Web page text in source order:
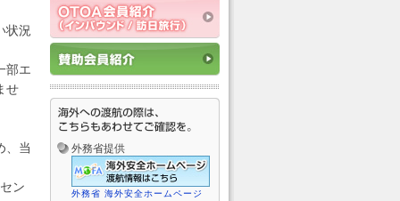
状況
部エ
せ
、当
ン
外務省提供
外務省 海外安全ホームページ